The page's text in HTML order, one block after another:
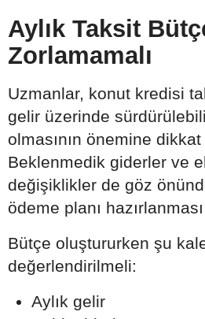
Aylık Taksit
Zorlamamalı
Uzmanlar, konut kredisi
gelir üzerinde
olmasının önemine
Beklenmedik giderler ve
değişiklikler de göz
ödeme planı
Bütçe oluştururken şu
değerlendirilmeli:
Aylık gelir